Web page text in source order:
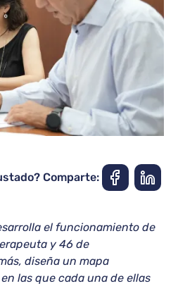
Comparte:
el funcionamiento de
y 46 de
diseña un mapa
las que cada una de ellas